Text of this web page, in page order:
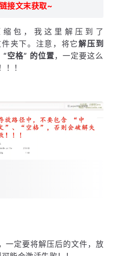
接文末获取~
包，我这里解压到了
件夹下。注意，将它解压到
空格” 的位置，一定要这么
！！
一定要将解压后的文件，放